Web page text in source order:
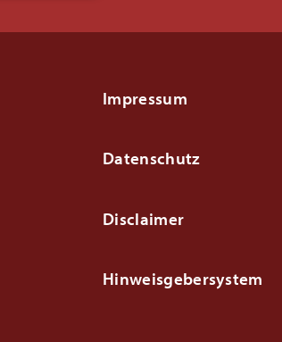
Impressum
Datenschutz
Disclaimer
Hinweisgebersystem